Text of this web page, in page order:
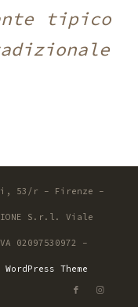
tipico
53/r - Firenze -
S.r.l. Viale
02097530972 -
Theme